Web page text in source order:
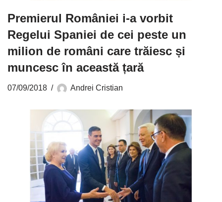
Premierul României i-a vorbit
Regelui Spaniei de cei peste un
milion de români care trăiesc și
muncesc în această țară
07/09/2018 Andrei Cristian